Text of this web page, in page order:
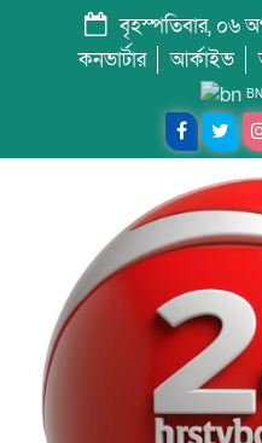
বৃহস্পতিবার, ০৬
কনভার্টার
আর্কাইভ
BN